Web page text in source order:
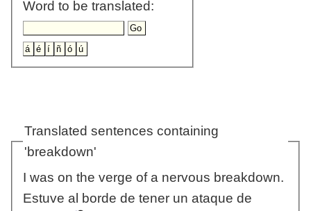
Word to be translated:
Translated sentences containing
'breakdown'
I was on the verge of a nervous breakdown.
Estuve al borde de tener un ataque de